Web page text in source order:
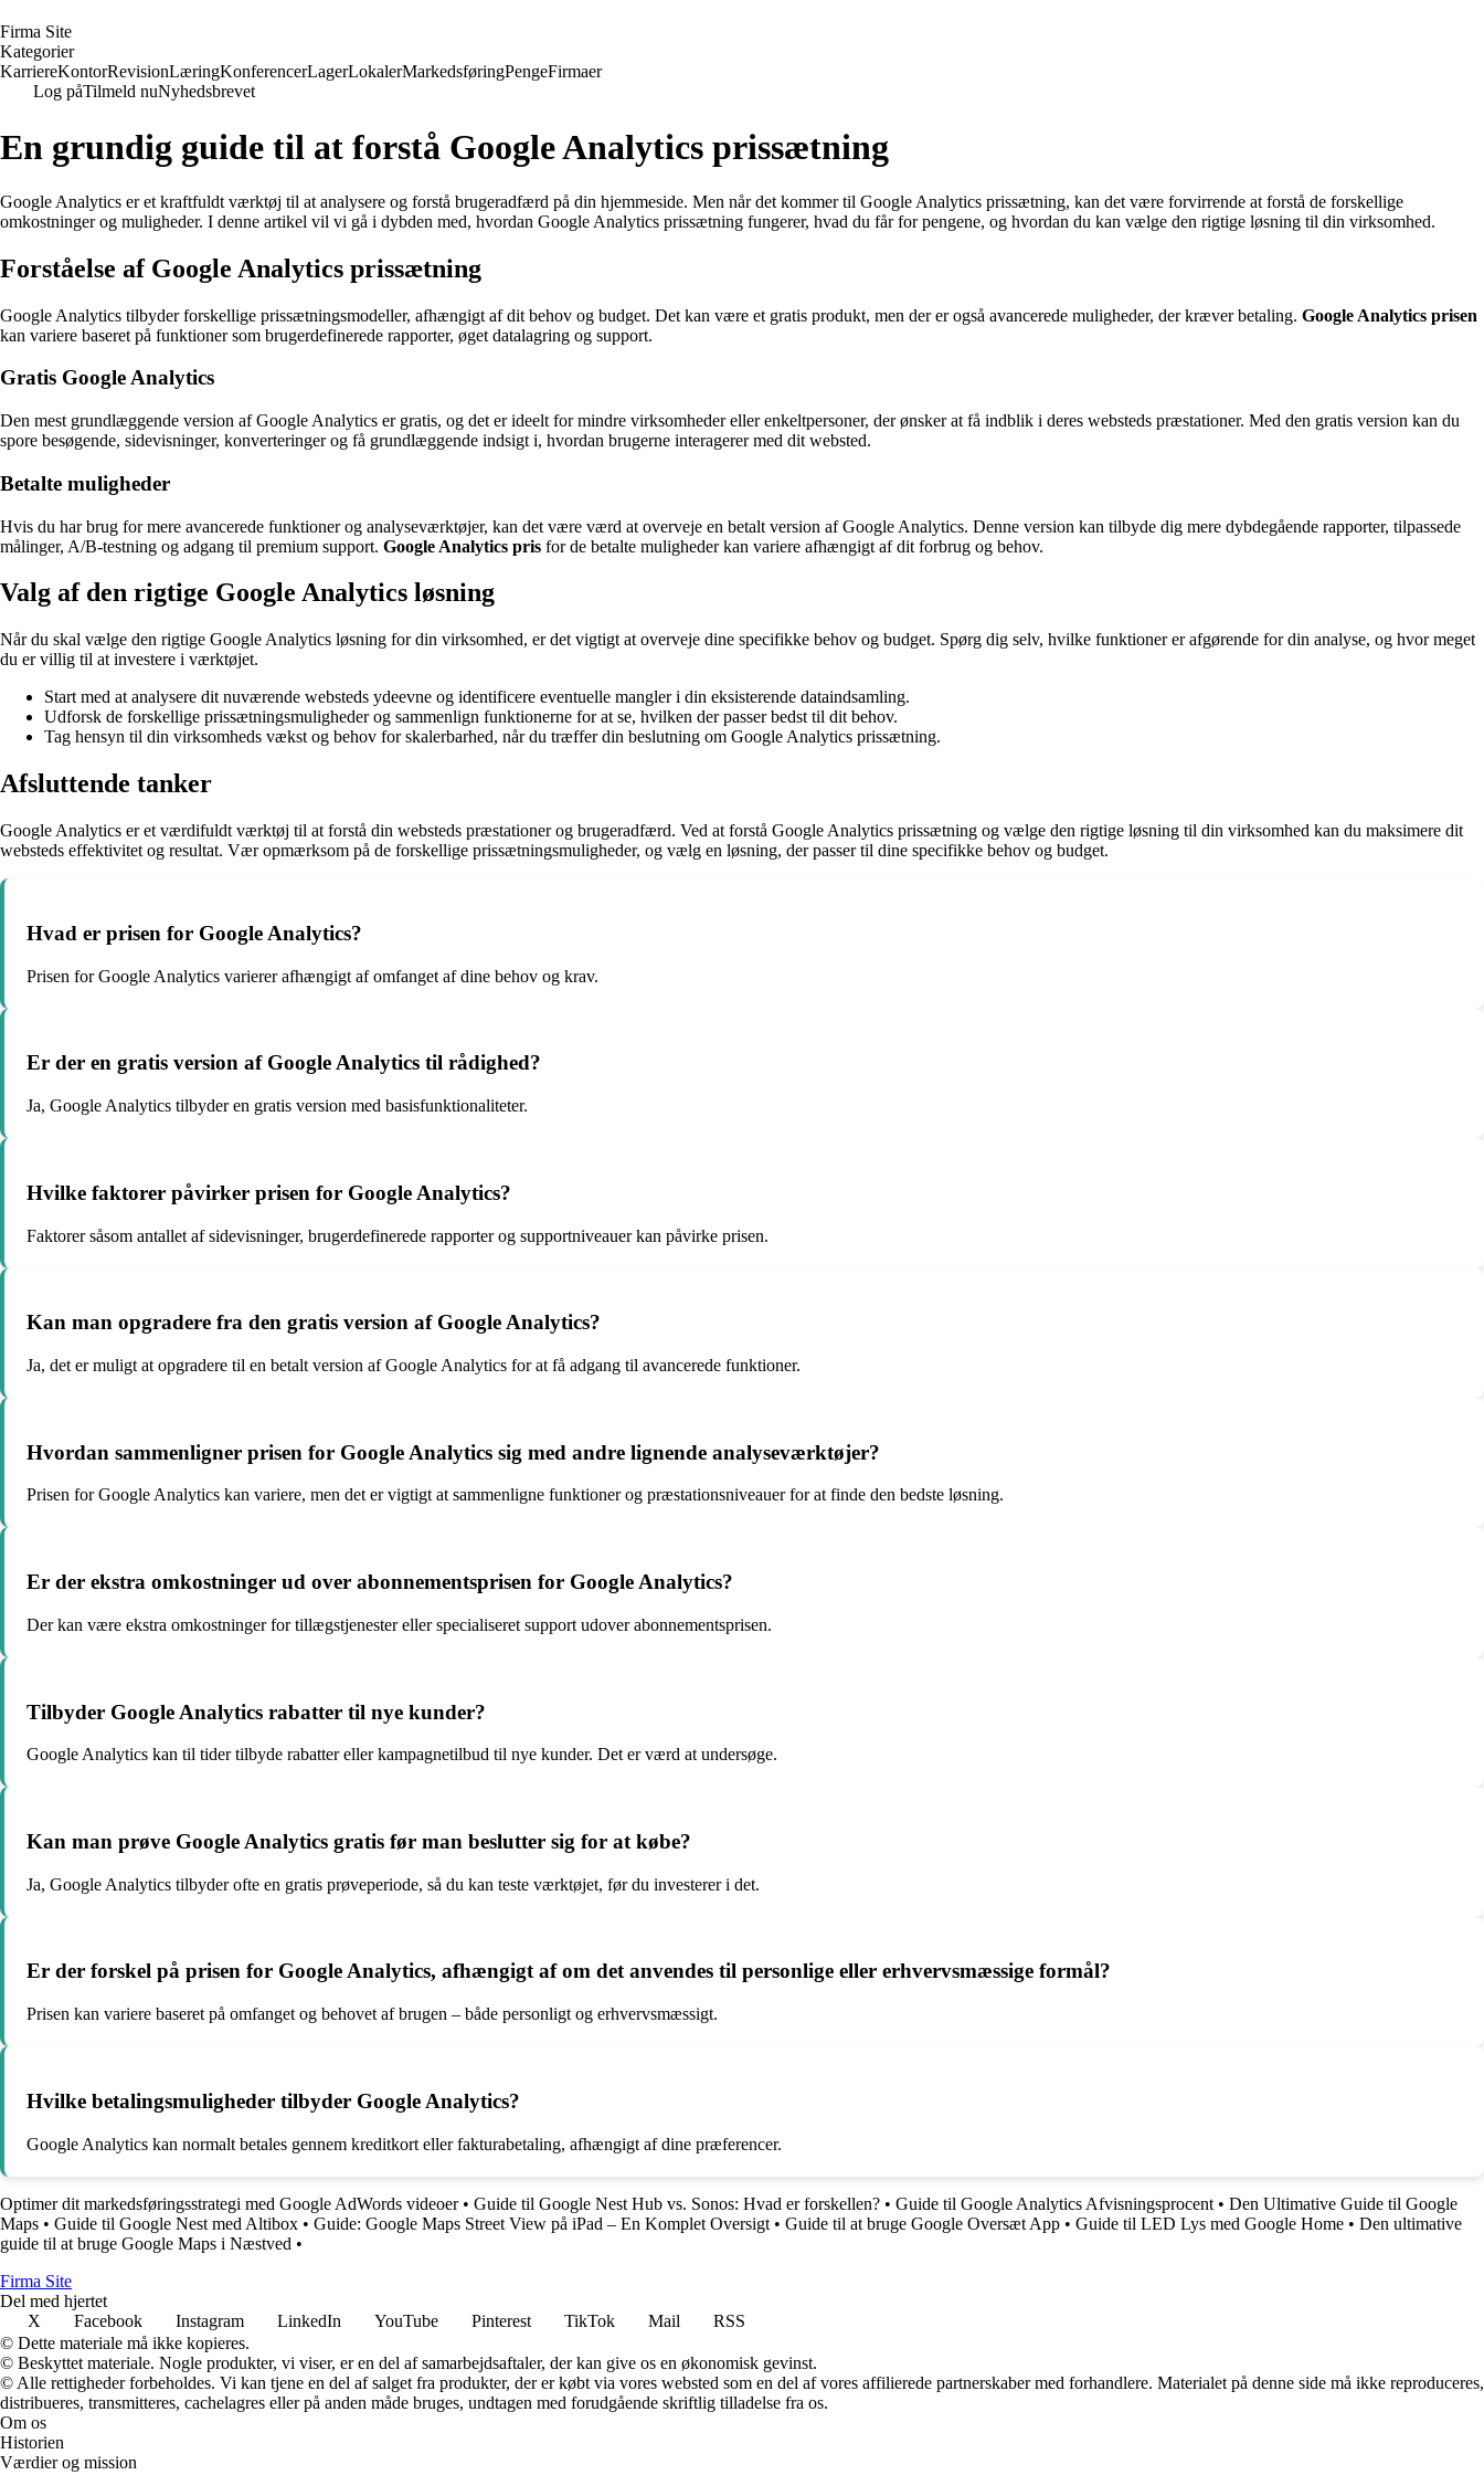
Firma Site
Kategorier
KarriereKontorRevisionLæringKonferencerLagerLokalerMarkedsføringPengeFirmaer
Log påTilmeld nuNyhedsbrevet
En grundig guide til at forstå Google Analytics prissætning
Google Analytics er et kraftfuldt værktøj til at analysere og forstå brugeradfærd på din hjemmeside. Men når det kommer til Google Analytics prissætning, kan det være forvirrende at forstå de forskellige
omkostninger og muligheder. I denne artikel vil vi gå i dybden med, hvordan Google Analytics prissætning fungerer, hvad du får for pengene, og hvordan du kan vælge den rigtige løsning til din virksomhed.
Forståelse af Google Analytics prissætning
Google Analytics tilbyder forskellige prissætningsmodeller, afhængigt af dit behov og budget. Det kan være et gratis produkt, men der er også avancerede muligheder, der kræver betaling. Google Analytics prisen
kan variere baseret på funktioner som brugerdefinerede rapporter, øget datalagring og support.
Gratis Google Analytics
Den mest grundlæggende version af Google Analytics er gratis, og det er ideelt for mindre virksomheder eller enkeltpersoner, der ønsker at få indblik i deres websteds præstationer. Med den gratis version kan du
spore besøgende, sidevisninger, konverteringer og få grundlæggende indsigt i, hvordan brugerne interagerer med dit websted.
Betalte muligheder
Hvis du har brug for mere avancerede funktioner og analyseværktøjer, kan det være værd at overveje en betalt version af Google Analytics. Denne version kan tilbyde dig mere dybdegående rapporter, tilpassede
målinger, A/B-testning og adgang til premium support. Google Analytics pris for de betalte muligheder kan variere afhængigt af dit forbrug og behov.
Valg af den rigtige Google Analytics løsning
Når du skal vælge den rigtige Google Analytics løsning for din virksomhed, er det vigtigt at overveje dine specifikke behov og budget. Spørg dig selv, hvilke funktioner er afgørende for din analyse, og hvor meget
du er villig til at investere i værktøjet.
Start med at analysere dit nuværende websteds ydeevne og identificere eventuelle mangler i din eksisterende dataindsamling.
Udforsk de forskellige prissætningsmuligheder og sammenlign funktionerne for at se, hvilken der passer bedst til dit behov.
Tag hensyn til din virksomheds vækst og behov for skalerbarhed, når du træffer din beslutning om Google Analytics prissætning.
Afsluttende tanker
Google Analytics er et værdifuldt værktøj til at forstå din websteds præstationer og brugeradfærd. Ved at forstå Google Analytics prissætning og vælge den rigtige løsning til din virksomhed kan du maksimere dit
websteds effektivitet og resultat. Vær opmærksom på de forskellige prissætningsmuligheder, og vælg en løsning, der passer til dine specifikke behov og budget.
Hvad er prisen for Google Analytics?
Prisen for Google Analytics varierer afhængigt af omfanget af dine behov og krav.
Er der en gratis version af Google Analytics til rådighed?
Ja, Google Analytics tilbyder en gratis version med basisfunktionaliteter.
Hvilke faktorer påvirker prisen for Google Analytics?
Faktorer såsom antallet af sidevisninger, brugerdefinerede rapporter og supportniveauer kan påvirke prisen.
Kan man opgradere fra den gratis version af Google Analytics?
Ja, det er muligt at opgradere til en betalt version af Google Analytics for at få adgang til avancerede funktioner.
Hvordan sammenligner prisen for Google Analytics sig med andre lignende analyseværktøjer?
Prisen for Google Analytics kan variere, men det er vigtigt at sammenligne funktioner og præstationsniveauer for at finde den bedste løsning.
Er der ekstra omkostninger ud over abonnementsprisen for Google Analytics?
Der kan være ekstra omkostninger for tillægstjenester eller specialiseret support udover abonnementsprisen.
Tilbyder Google Analytics rabatter til nye kunder?
Google Analytics kan til tider tilbyde rabatter eller kampagnetilbud til nye kunder. Det er værd at undersøge.
Kan man prøve Google Analytics gratis før man beslutter sig for at købe?
Ja, Google Analytics tilbyder ofte en gratis prøveperiode, så du kan teste værktøjet, før du investerer i det.
Er der forskel på prisen for Google Analytics, afhængigt af om det anvendes til personlige eller erhvervsmæssige formål?
Prisen kan variere baseret på omfanget og behovet af brugen – både personligt og erhvervsmæssigt.
Hvilke betalingsmuligheder tilbyder Google Analytics?
Google Analytics kan normalt betales gennem kreditkort eller fakturabetaling, afhængigt af dine præferencer.
Optimer dit markedsføringsstrategi med Google AdWords videoer• Guide til Google Nest Hub vs. Sonos: Hvad er forskellen? • Guide til Google Analytics Afvisningsprocent • Den Ultimative Guide til Google
Maps • Guide til Google Nest med Altibox • Guide: Google Maps Street View på iPad – En Komplet Oversigt • Guide til at bruge Google Oversæt App • Guide til LED Lys med Google Home • Den ultimative
guide til at bruge Google Maps i Næstved •
Firma Site
Del med hjertet
X
Facebook Instagram LinkedIn YouTube Pinterest TikTok Mail
RSS
© Dette materiale må ikke kopieres.
© Beskyttet materiale. Nogle produkter, vi viser, er en del af samarbejdsaftaler, der kan give os en økonomisk gevinst.
© Alle rettigheder forbeholdes. Vi kan tjene en del af salget fra produkter, der er købt via vores websted som en del af vores affilierede partnerskaber med forhandlere. Materialet på denne side må ikke reproduceres,
distribueres, transmitteres, cachelagres eller på anden måde bruges, undtagen med forudgående skriftlig tilladelse fra os.
Om os
Historien
Værdier og mission